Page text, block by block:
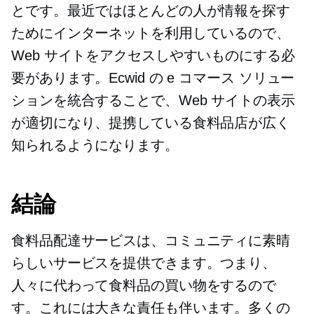
とです。最近ではほとんどの人が情報を探す
ためにインターネットを利用しているので、
Web サイトをアクセスしやすいものにする必
要があります。Ecwid の e コマース ソリュー
ションを統合することで、Web サイトの表示
が適切になり、提携している食料品店が広く
知られるようになります。
結論
食料品配達サービスは、コミュニティに素晴
らしいサービスを提供できます。つまり、
人々に代わって食料品の買い物をするので
す。これには大きな責任も伴います。多くの